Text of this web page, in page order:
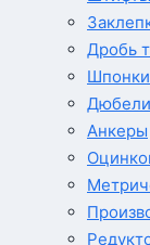
Дробь
Шпонки
Анкеры